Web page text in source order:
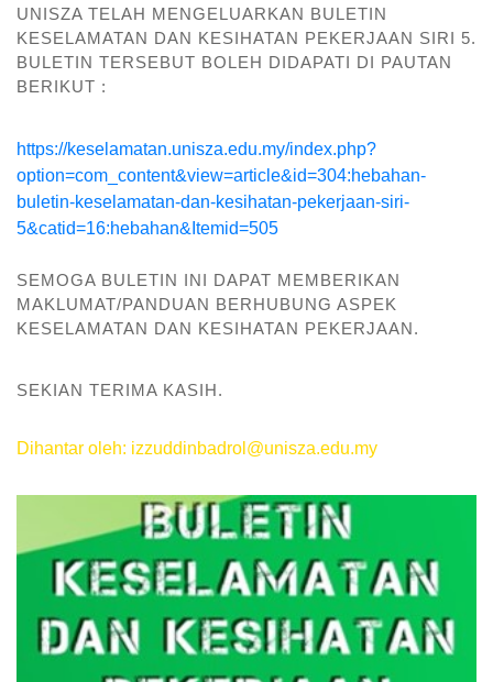
UNISZA TELAH MENGELUARKAN BULETIN
KESELAMATAN DAN KESIHATAN PEKERJAAN SIRI 5.
BULETIN TERSEBUT BOLEH DIDAPATI DI PAUTAN
BERIKUT :
https://keselamatan.unisza.edu.my/index.php?
option=com_content&view=article&id=304:hebahan-
buletin-keselamatan-dan-kesihatan-pekerjaan-siri-
5&catid=16:hebahan&Itemid=505
SEMOGA BULETIN INI DAPAT MEMBERIKAN
MAKLUMAT/PANDUAN BERHUBUNG ASPEK
KESELAMATAN DAN KESIHATAN PEKERJAAN.
SEKIAN TERIMA KASIH.
Dihantar oleh: izzuddinbadrol@unisza.edu.my